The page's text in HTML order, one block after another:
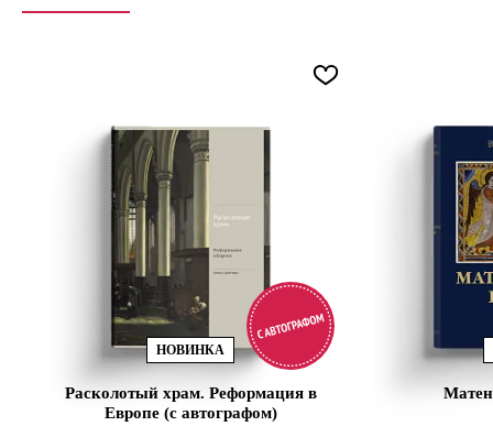
НОВИНКА
Расколотый храм. Реформация в
Европе (с автографом)